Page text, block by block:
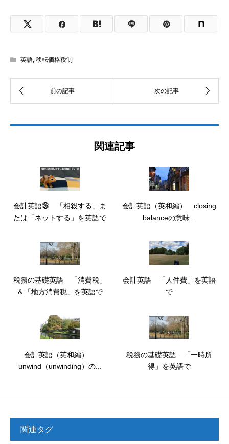
英語, 移転価格税制
関連記事
会計英語㉖ 「相殺する」ま
たは「ネットする」を英語で
会計英語（英和編） closing
balanceの意味...
税務の基礎英語 「消費税」
＆「地方消費税」を英語で
会計英語 「人件費」を英語
で
会計英語（英和編）
unwind（unwinding）の...
税務の基礎英語 「一時所
得」を英語で
関連タグ